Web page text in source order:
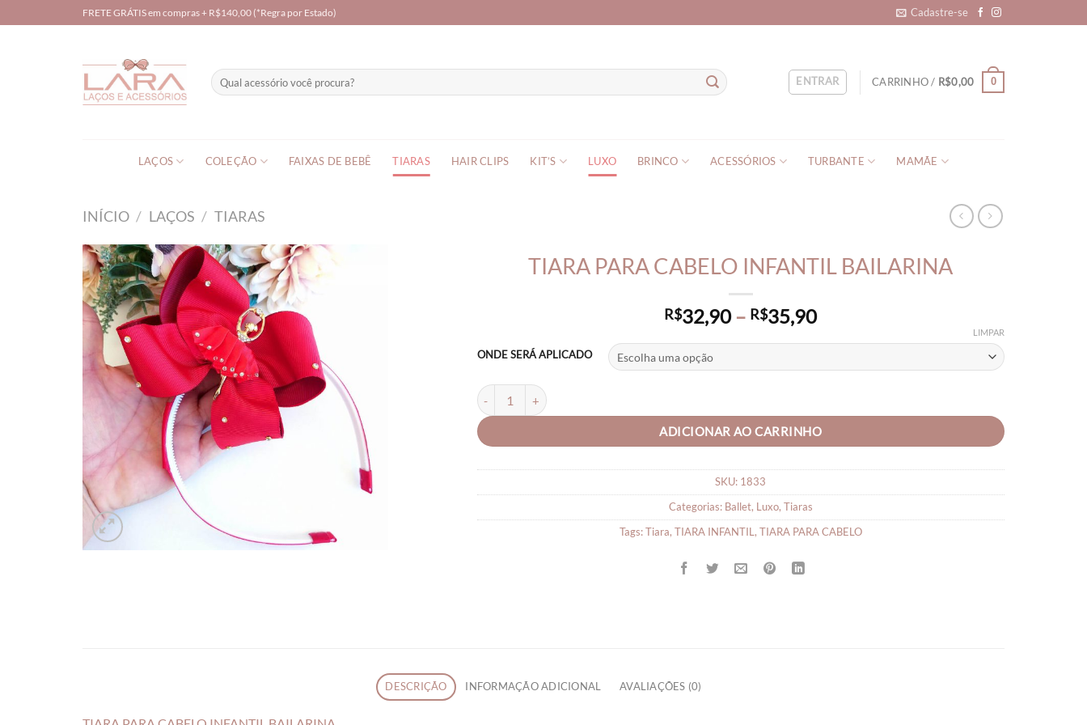
to
FRETE GRÁTIS em compras + R$140,00 (*Regra por Estado) Cadastre-se
Pesquisar
por:
ENTRAR CARRINHO / R$0,00 0
LAÇOS COLEÇÃO FAIXAS DE BEBÊ TIARAS HAIR CLIPS KIT’S LUXO BRINCO ACESSÓRIOS TURBANTE MAMÃE
INÍCIO / LAÇOS / TIARAS
TIARA PARA CABELO INFANTIL BAILARINA
R$32,90 – R$35,90Price
through
ONDE SERÁ APLICADO
LIMPAR
TIARA PARA CABELO INFANTIL BAILARINA quantidade
ADICIONAR AO CARRINHO
SKU: 1833
Categorias: Ballet, Luxo, Tiaras
Tags: Tiara, TIARA INFANTIL, TIARA PARA CABELO
DESCRIÇÃO INFORMAÇÃO ADICIONAL AVALIAÇÕES (0)